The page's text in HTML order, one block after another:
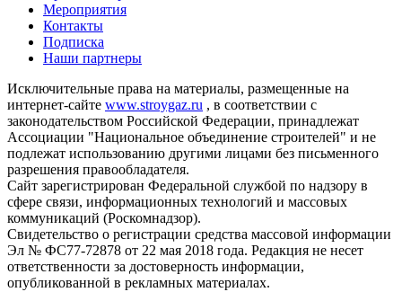
Мероприятия
Контакты
Подписка
Наши партнеры
Исключительные права на материалы, размещенные на
интернет-сайте www.stroygaz.ru , в соответствии с
законодательством Российской Федерации, принадлежат
Ассоциации "Национальное объединение строителей" и не
подлежат использованию другими лицами без письменного
разрешения правообладателя.
Сайт зарегистрирован Федеральной службой по надзору в
сфере связи, информационных технологий и массовых
коммуникаций (Роскомнадзор).
Свидетельство о регистрации средства массовой информации
Эл № ФС77-72878 от 22 мая 2018 года. Редакция не несет
ответственности за достоверность информации,
опубликованной в рекламных материалах.